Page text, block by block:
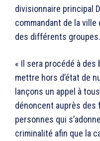
divisionnaire principal
commandant de la ville
des différents groupes.
« Il sera procédé à
mettre hors d’état de
lançons un appel à
dénoncent auprès des
personnes qui
criminalité afin que la